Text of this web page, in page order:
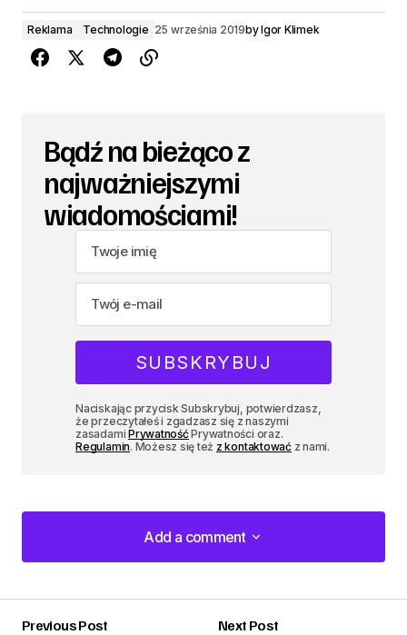
Reklama Technologie 25 września 2019byIgor Klimek
Bądź na bieżąco z
najważniejszymi
wiadomościami!
Naciskając przycisk Subskrybuj, potwierdzasz,
że przeczytałeś i zgadzasz się z naszymi
zasadamiPrywatnośćPrywatności oraz.
Regulamin. Możesz się też z kontaktowaćz nami.
Add a comment
Add a comment
Previous Post
Next Post